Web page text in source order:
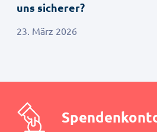
uns sicherer?
23. März 2026